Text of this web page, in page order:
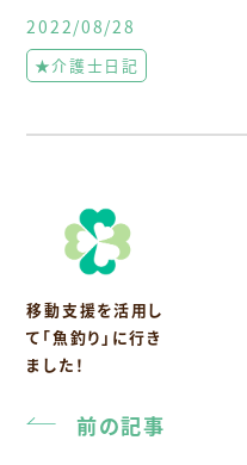
2022/08/28
★介護士日記
移動支援を活用し
て「魚釣り」に行き
ました！
前の記事